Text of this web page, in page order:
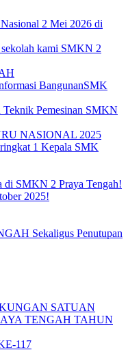
2 Mei 2026 di
kami SMKN 2
BangunanSMK
Pemesinan SMKN
NASIONAL 2025
1 Kepala SMK
di SMKN 2 Praya Tengah!
2025!
Sekaligus Penutupan
SATUAN
TENGAH TAHUN
117